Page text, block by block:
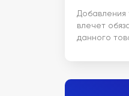
Добавления
влечет
данного